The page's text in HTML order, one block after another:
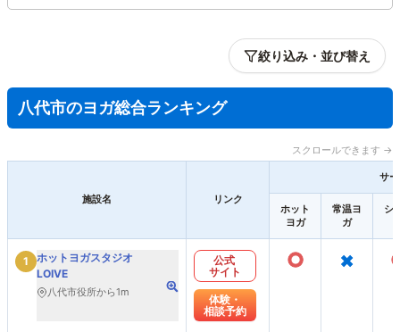
絞り込み・並び替え
八代市のヨガ総合ランキング
スクロールできます →
施設名 リンク
サ
ホット
ヨガ
常温ヨ
ガ
シ
1
ホットヨガスタジオ
LOIVE
八代市役所から1m
公式
サイト
体験・
相談予約
○ ×